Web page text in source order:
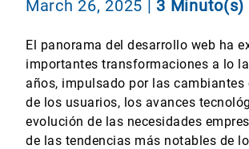
March 26, 2025 | 3 Minuto(s)
El panorama del desarrollo web ha
importantes transformaciones a lo
años, impulsado por las cambiantes
de los usuarios, los avances
evolución de las necesidades
de las tendencias más notables de